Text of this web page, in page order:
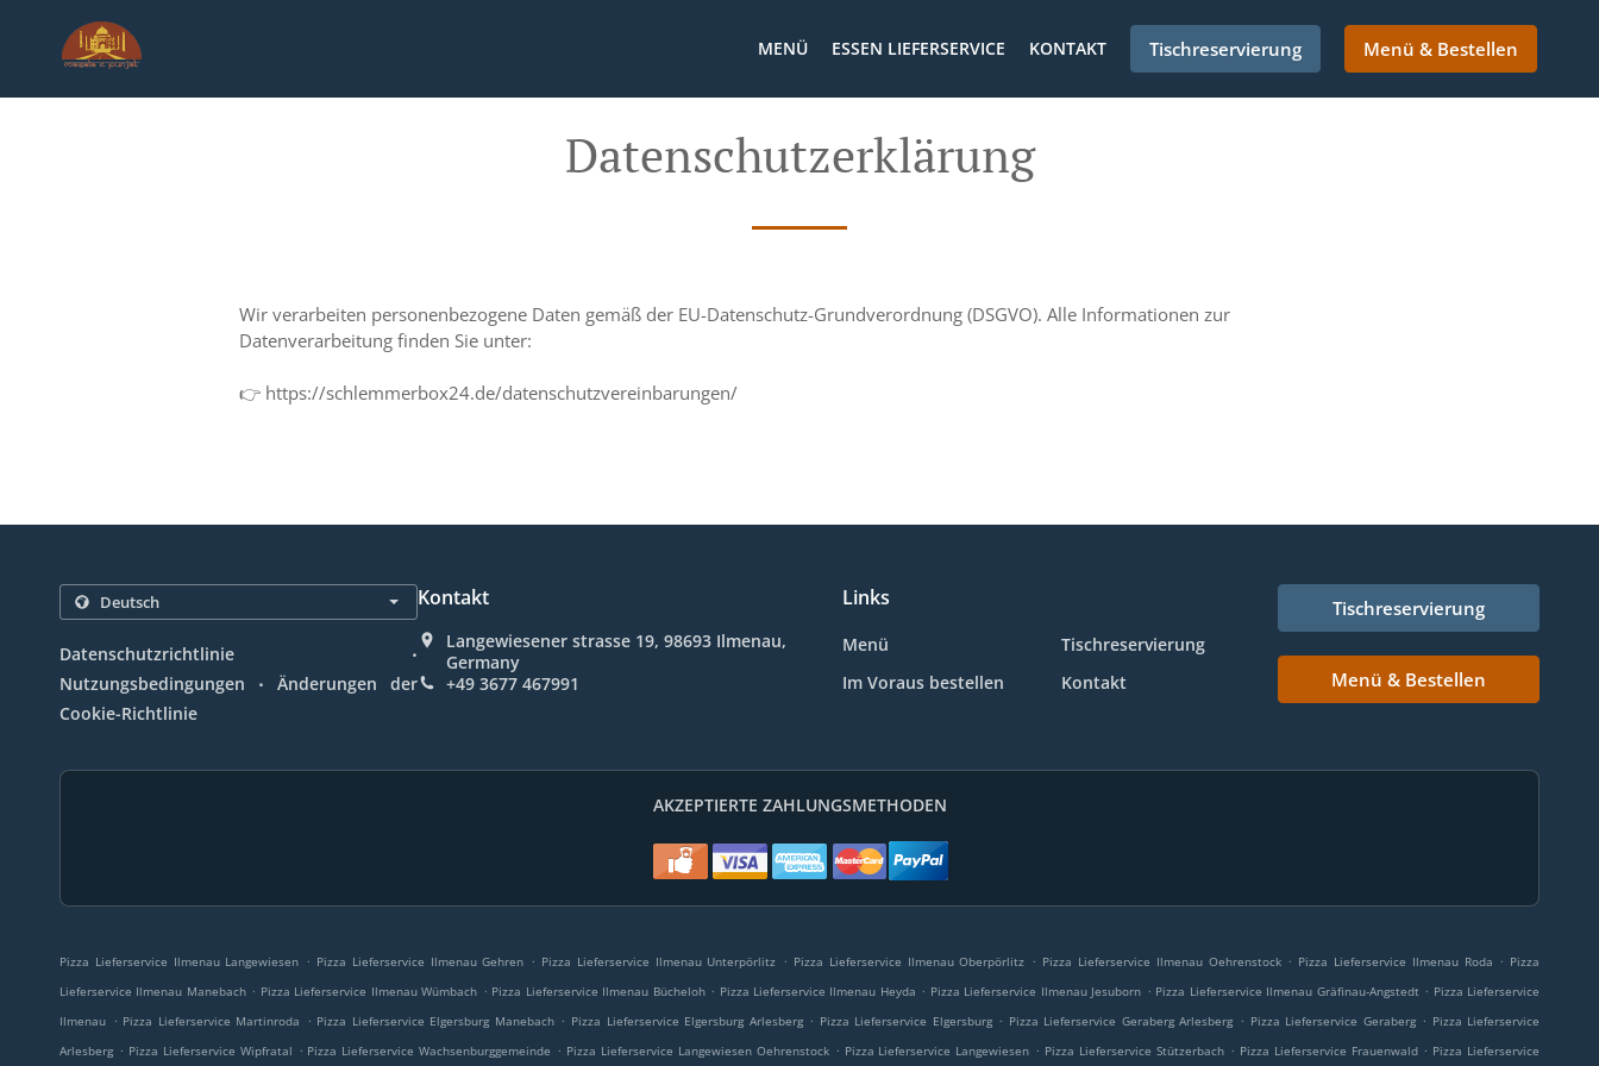
MENÜ ESSEN LIEFERSERVICE KONTAKT Tischreservierung Menü & Bestellen
Datenschutzerklärung
Wir verarbeiten personenbezogene Daten gemäß der EU-Datenschutz-Grundverordnung (DSGVO). Alle Informationen zur
Datenverarbeitung finden Sie unter:
👉 https://schlemmerbox24.de/datenschutzvereinbarungen/
Datenschutzrichtlinie .
Nutzungsbedingungen .
Änderungen der
Cookie-Richtlinie
Kontakt
Langewiesener strasse 19, 98693 Ilmenau,
Germany
+49 3677 467991
Links
Menü
Tischreservierung
Im Voraus bestellen
Kontakt
Tischreservierung
Menü & Bestellen
AKZEPTIERTE ZAHLUNGSMETHODEN
Pizza Lieferservice Ilmenau Langewiesen . Pizza Lieferservice Ilmenau Gehren . Pizza Lieferservice Ilmenau Unterpörlitz . Pizza Lieferservice Ilmenau Oberpörlitz . Pizza Lieferservice Ilmenau Oehrenstock . Pizza Lieferservice Ilmenau Roda . Pizza
Lieferservice Ilmenau Manebach . Pizza Lieferservice Ilmenau Wümbach . Pizza Lieferservice Ilmenau Bücheloh . Pizza Lieferservice Ilmenau Heyda . Pizza Lieferservice Ilmenau Jesuborn . Pizza Lieferservice Ilmenau Gräfinau-Angstedt . Pizza Lieferservice
Ilmenau . Pizza Lieferservice Martinroda . Pizza Lieferservice Elgersburg Manebach . Pizza Lieferservice Elgersburg Arlesberg . Pizza Lieferservice Elgersburg . Pizza Lieferservice Geraberg Arlesberg . Pizza Lieferservice Geraberg . Pizza Lieferservice
Arlesberg . Pizza Lieferservice Wipfratal . Pizza Lieferservice Wachsenburggemeinde . Pizza Lieferservice Langewiesen Oehrenstock . Pizza Lieferservice Langewiesen . Pizza Lieferservice Stützerbach . Pizza Lieferservice Frauenwald . Pizza Lieferservice